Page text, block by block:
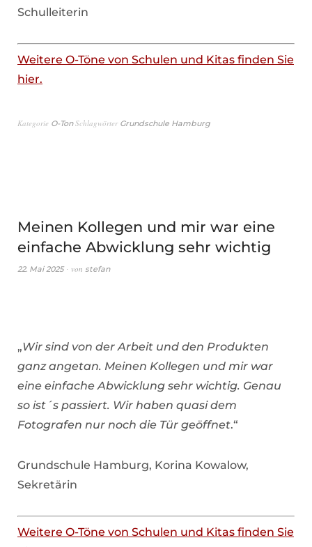
Schulleiterin
Weitere O-Töne von Schulen und Kitas finden Sie
hier.
Kategorie O-Ton Schlagwörter Grundschule Hamburg
Meinen Kollegen und mir war eine
einfache Abwicklung sehr wichtig
22. Mai 2025 von stefan
„Wir sind von der Arbeit und den Produkten
ganz angetan. Meinen Kollegen und mir war
eine einfache Abwicklung sehr wichtig. Genau
so ist´s passiert. Wir haben quasi dem
Fotografen nur noch die Tür geöffnet.“
Grundschule Hamburg, Korina Kowalow,
Sekretärin
Weitere O-Töne von Schulen und Kitas finden Sie